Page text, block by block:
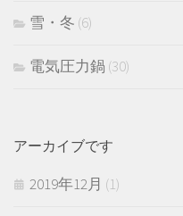
雪・冬 (6)
電気圧力鍋 (30)
アーカイブです
2019年12月 (1)